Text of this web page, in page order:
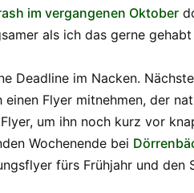
im vergangenen Oktober
als ich das gerne
Deadline im Nacken.
Flyer mitnehmen, der
um ihn noch kurz vor
Wochenende bei
fürs Frühjahr und den